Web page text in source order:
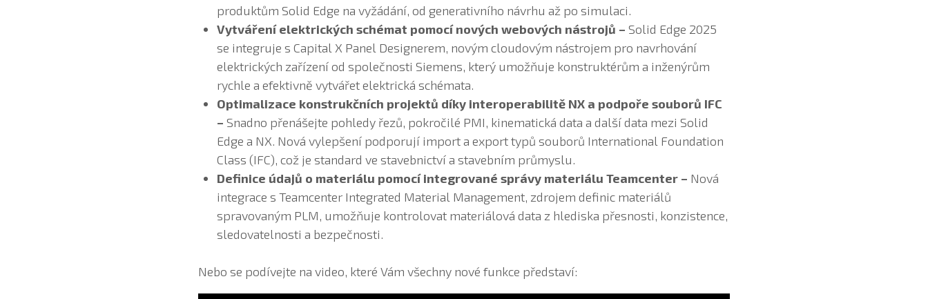
produktům Solid Edge na vyžádání, od generativního návrhu až po simulaci.
Vytváření elektrických schémat pomocí nových webových nástrojů – Solid Edge 2025
se integruje s Capital X Panel Designerem, novým cloudovým nástrojem pro navrhování
elektrických zařízení od společnosti Siemens, který umožňuje konstruktérům a inženýrům
rychle a efektivně vytvářet elektrická schémata.
Optimalizace konstrukčních projektů díky interoperabilitě NX a podpoře souborů IFC
– Snadno přenášejte pohledy řezů, pokročilé PMI, kinematická data a další data mezi Solid
Edge a NX. Nová vylepšení podporují import a export typů souborů International Foundation
Class (IFC), což je standard ve stavebnictví a stavebním průmyslu.
Definice údajů o materiálu pomocí integrované správy materiálu Teamcenter – Nová
integrace s Teamcenter Integrated Material Management, zdrojem definic materiálů
spravovaným PLM, umožňuje kontrolovat materiálová data z hlediska přesnosti, konzistence,
sledovatelnosti a bezpečnosti.
Nebo se podívejte na video, které Vám všechny nové funkce představí: